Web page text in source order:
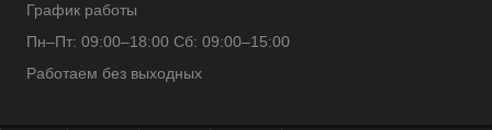
График работы
Пн–Пт: 09:00–18:00 Сб: 09:00–15:00
Работаем без выходных